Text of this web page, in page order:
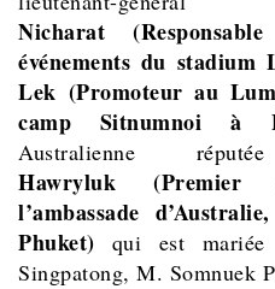
Nicharat
événements du stadium
Lek (Promoteur au
camp Sitnumnoi à
Australienne
Hawryluk
l’ambassade
Phuket) qui est
Singpatong, M. Somnuek